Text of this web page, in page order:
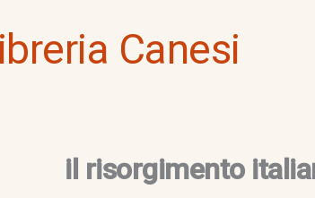
al
Canesi
il risorgimento